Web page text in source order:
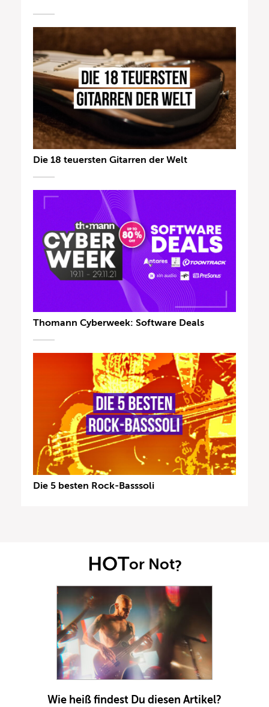
Die 18 teuersten Gitarren der Welt
Thomann Cyberweek: Software Deals
Die 5 besten Rock-Basssoli
HOTor Not?
Wie heiß findest Du diesen Artikel?